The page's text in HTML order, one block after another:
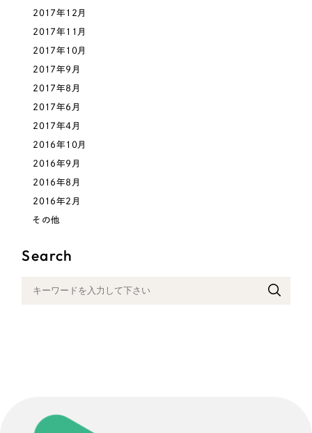
2017年12月
2017年11月
2017年10月
2017年9月
2017年8月
2017年6月
2017年4月
2016年10月
2016年9月
2016年8月
2016年2月
その他
Search